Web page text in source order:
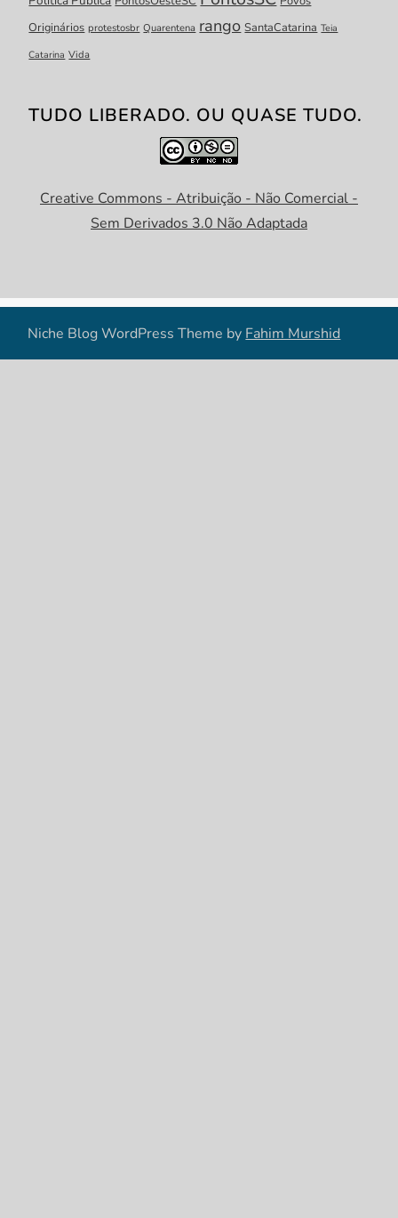
Originários protestosbr Quarentena rango SantaCatarina Teia
Catarina Vida
TUDO LIBERADO. OU QUASE TUDO.
Creative Commons - Atribuição - Não Comercial -
Sem Derivados 3.0 Não Adaptada
Niche Blog WordPress Theme byFahim Murshid